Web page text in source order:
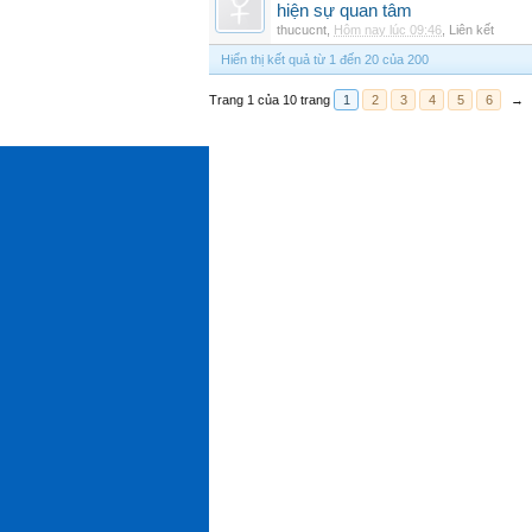
hiện sự quan tâm
thucucnt Hôm nay lúc 09:46 Liên kết
Hiển thị kết quả từ 1 đến 20 của 200
Trang 1 của 10 trang 1 2 3 4 5 6 →